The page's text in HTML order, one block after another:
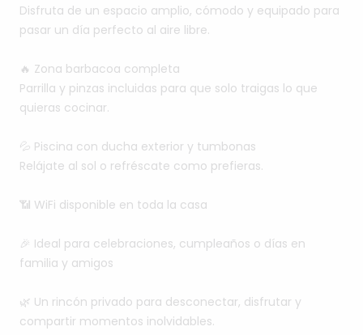
Disfruta de un espacio amplio, cómodo y equipado para
pasar un día perfecto al aire libre.
🔥 Zona barbacoa completa
Parrilla y pinzas incluidas para que solo traigas lo que
quieras cocinar.
💦 Piscina con ducha exterior y tumbonas
Relájate al sol o refréscate como prefieras.
📶 WiFi disponible en toda la casa
🎉 Ideal para celebraciones, cumpleaños o días en
familia y amigos
🌿 Un rincón privado para desconectar, disfrutar y
compartir momentos inolvidables.